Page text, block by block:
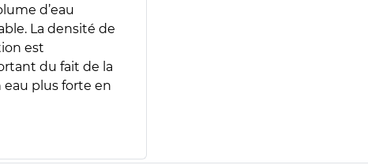
d’eau
La densité de
est
du fait de la
plus forte en